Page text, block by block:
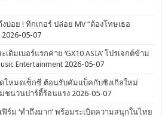
อย ! ทิกเกอร์ ปล่อย MV “ต้องโทษเธอ
2026-05-07
เดิมเบอร์แรกค่าย ‘GX10 ASIA’ โปรเจกต์ข้าม
Entertainment 2026-05-07
ปิดโหมดเซ็กซี่ ต้อนรับคัมแบ็คกับซิงเกิลใหม่
มชนวนปาร์ตี้ร้อนแรง 2026-05-07
ร์ม ‘ทำถึงมาก’ พร้อมระเบิดความสนุกในไทย